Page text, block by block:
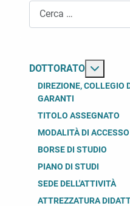
DOTTORATO
DIREZIONE, COLLEGIO
GARANTI
TITOLO ASSEGNATO
MODALITÀ DI ACCESSO
BORSE DI STUDIO
PIANO DI STUDI
SEDE DELL'ATTIVITÀ
ATTREZZATURA